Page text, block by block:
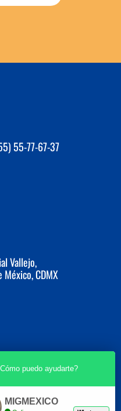
55-77-67-37
Vallejo,
CDMX
puedo ayudarte?
MIGMEXICO